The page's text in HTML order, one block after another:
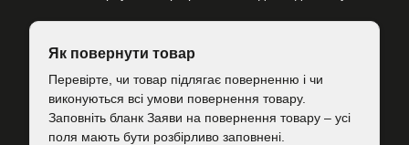
Як повернути товар
Перевірте, чи товар підлягає поверненню і чи
виконуються всі умови повернення товару.
Заповніть бланк Заяви на повернення товару – усі
поля мають бути розбірливо заповнені.